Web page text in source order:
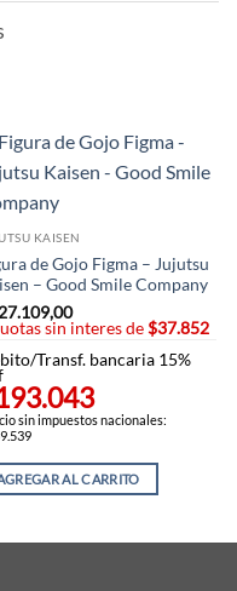
KAISEN
de Gojo Figma – Jujutsu
– Good Smile Company
sin interes de$37.852
Transf. bancaria 15%
sin impuestos nacionales:
AL CARRITO